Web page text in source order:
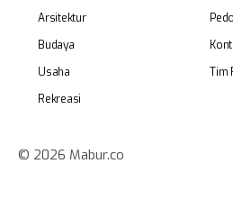
Arsitektur
Budaya
Usaha
Rekreasi
Tim
© 2026 Mabur.co